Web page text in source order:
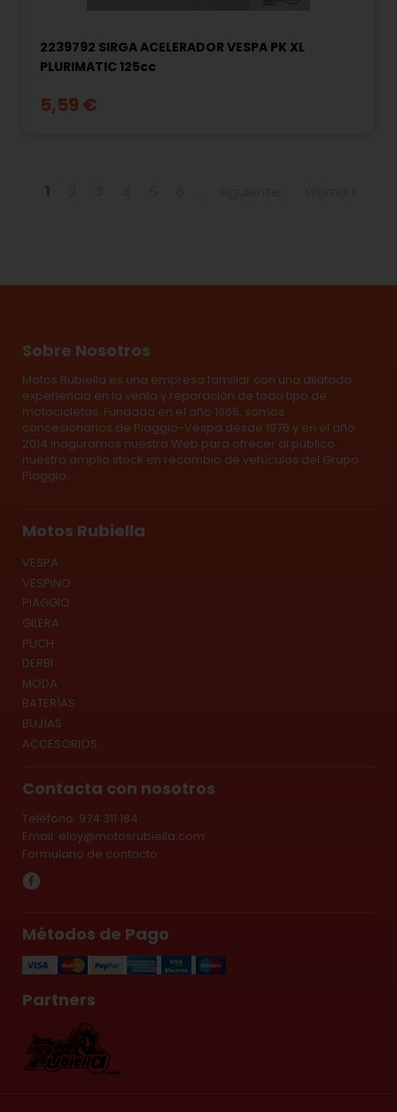
2239792 SIRGA ACELERADOR VESPA PK XL
PLURIMATIC 125cc
5,59 €
1
Sobre Nosotros
Motos Rubiella es una empresa familiar con una dilatada
experiencia en la venta y reparación de todo tipo de
motocicletas. Fundada en el año 1965, somos
concesionarios de Piaggio-Vespa desde 1976 y en el año
2014 inaguramos nuestra Web para ofrecer al público
nuestro amplio stock en recambio de vehículos del Grupo
Piaggio.
Motos Rubiella
VESPA
VESPINO
PIAGGIO
GILERA
PUCH
DERBI
MODA
BATERÍAS
BUJÍAS
ACCESORIOS
Contacta con nosotros
Teléfono: 974 311 184
Email: eloy@motosrubiella.com
Formulario de contacto
Métodos de Pago
Partners